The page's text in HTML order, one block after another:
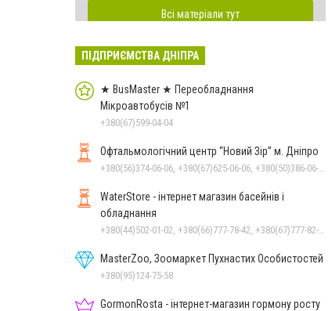
Всі матеріали тут
ПІДПРИЄМСТВА ДНІПРА
★ BusMaster ★ Переобладнання
Мікроавтобусів №1
+380(67)599-04-04
Офтальмологічний центр “Новий Зір” м. Дніпро
WaterStore - інтернет магазин басейнів і
обладнання
MasterZoo, Зоомаркет Пухнастих Особистостей
+380(95)124-75-58
GormonRosta - інтернет-магазин гормону росту